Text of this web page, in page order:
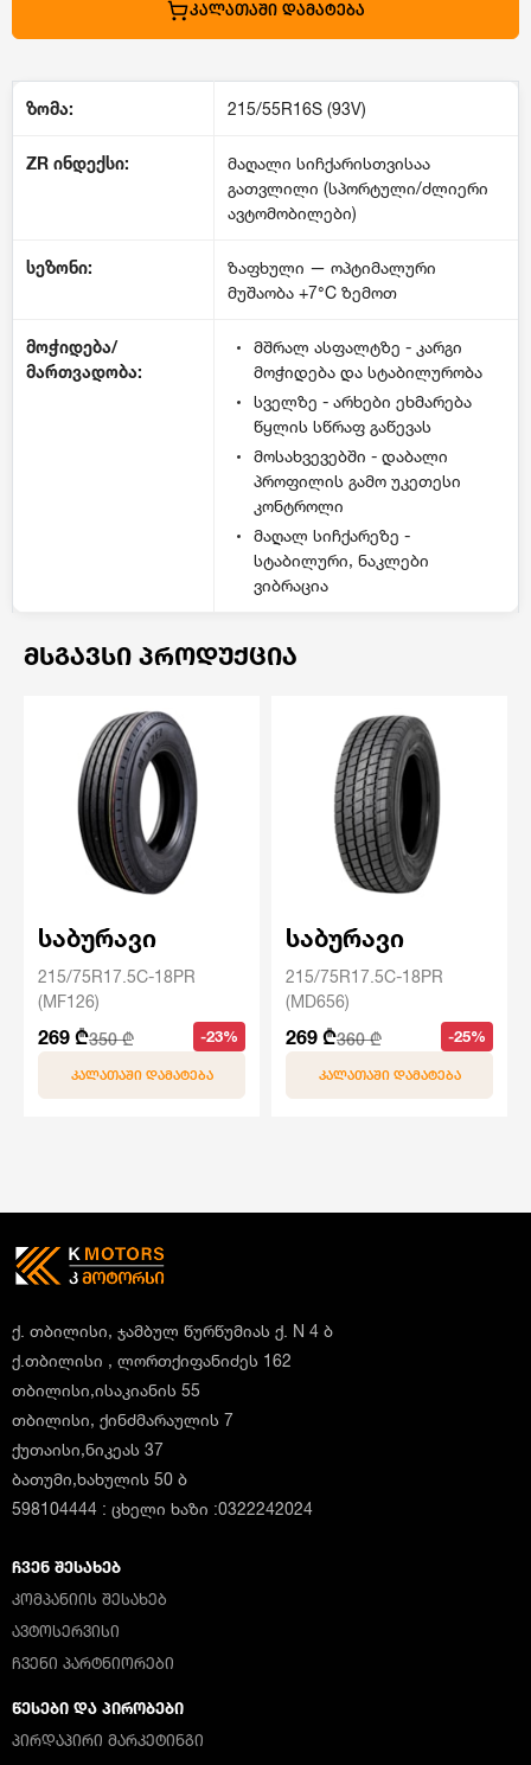
ᲙᲐᲚᲐᲗᲐᲨᲘ ᲓᲐᲛᲐᲢᲔᲑᲐ
ზომა: 215/55R16S (93V)
ZRინდექსი:
მაღალი სიჩქარისთვისაა
გათვლილი (სპორტული/ძლიერი
ავტომობილები)
სეზონი:
ზაფხული — ოპტიმალური
მუშაობა +7°C ზემოთ
მოჭიდება/
მართვადობა:
მშრალ ასფალტზე - კარგი
მოჭიდება და სტაბილურობა
სველზე - არხები ეხმარება
წყლის სწრაფ გაწევას
მოსახვევებში - დაბალი
პროფილის გამო უკეთესი
კონტროლი
მაღალ სიჩქარეზე -
სტაბილური, ნაკლები
ვიბრაცია
ᲛᲡᲒᲐᲕᲡᲘ ᲞᲠᲝᲓᲣᲥᲪᲘᲐ
საბურავი
215/75R17.5C-18PR
(MF126)
269 ₾350 ₾ -23%
ᲙᲐᲚᲐᲗᲐᲨᲘ ᲓᲐᲛᲐᲢᲔᲑᲐ
საბურავი
215/75R17.5C-18PR
(MD656)
269 ₾360 ₾ -25%
ᲙᲐᲚᲐᲗᲐᲨᲘ ᲓᲐᲛᲐᲢᲔᲑᲐ
ქ. თბილისი, ჯამბულ წურწუმიას ქ. N 4 ბ
ქ.თბილისი , ლორთქიფანიძეს 162
თბილისი,ისაკიანის 55
თბილისი, ქინძმარაულის 7
ქუთაისი,ნიკეას 37
ბათუმი,ხახულის 50 ბ
598104444 : ცხელი ხაზი :0322242024
ᲩᲕᲔᲜ ᲨᲔᲡᲐᲮᲔᲑ
ᲙᲝᲛᲞᲐᲜᲘᲘᲡ ᲨᲔᲡᲐᲮᲔᲑ
ᲐᲕᲢᲝᲡᲔᲠᲕᲘᲡᲘ
ᲩᲕᲔᲜᲘ ᲞᲐᲠᲢᲜᲘᲝᲠᲔᲑᲘ
ᲬᲔᲡᲔᲑᲘ ᲓᲐ ᲞᲘᲠᲝᲑᲔᲑᲘ
ᲞᲘᲠᲓᲐᲞᲘᲠᲘ ᲛᲐᲠᲙᲔᲢᲘᲜᲒᲘ